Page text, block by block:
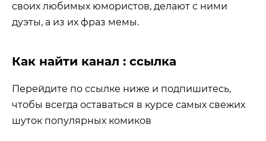
своих любимых юмористов, делают с ними
дуэты, а из их фраз мемы.
Как найти канал : ссылка
Перейдите по ссылке ниже и подпишитесь,
чтобы всегда оставаться в курсе самых свежих
шуток популярных комиков